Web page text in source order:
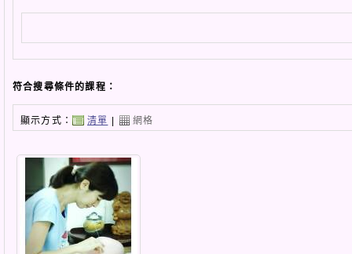
符合搜尋條件的課程：
顯示方式： 清單 | 網格